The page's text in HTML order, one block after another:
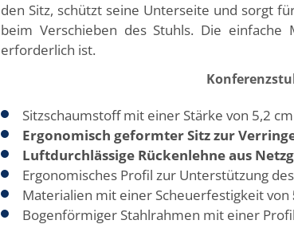
den Sitz, schützt seine Unterseite und sorgt
beim Verschieben des Stuhls. Die
erforderlich ist.
Sitzschaumstoff mit einer Stärke von 5,2
Ergonomisch geformter Sitz zur
Luftdurchlässige Rückenlehne aus
Ergonomisches Profil zur Unterstützung
Materialien mit einer Scheuerfestigkeit von
Bogenförmiger Stahlrahmen mit einer